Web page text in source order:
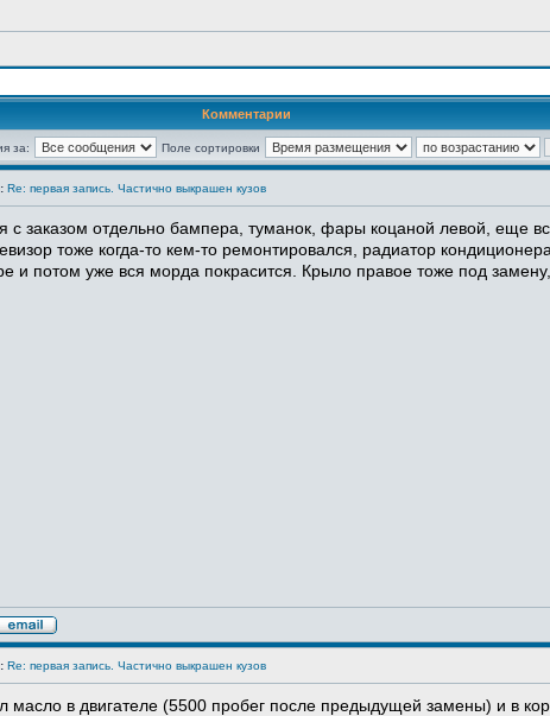
Комментарии
за: Поле сортировки
Re: первая запись. Частично выкрашен кузов
с заказом отдельно бампера, туманок, фары коцаной левой, еще
тоже когда-то кем-то ремонтировался, радиатор
и потом уже вся морда покрасится. Крыло правое тоже под замену,
Re: первая запись. Частично выкрашен кузов
масло в двигателе (5500 пробег после предыдущей замены) и в